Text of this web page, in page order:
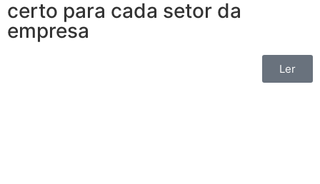
certo para cada setor da
empresa
Ler